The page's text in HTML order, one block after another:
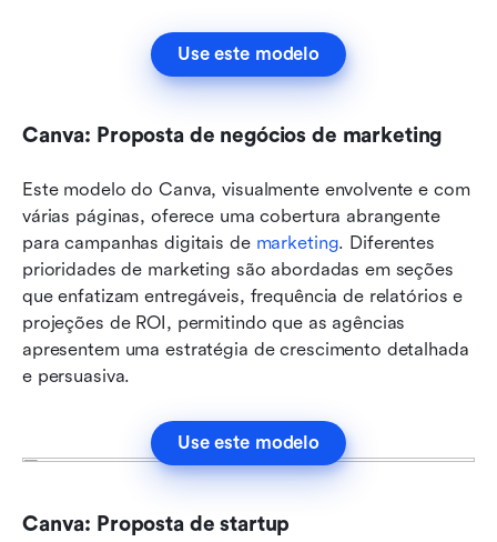
Use este modelo
Canva: Proposta de negócios de marketing
Este modelo do Canva, visualmente envolvente e com
várias páginas, oferece uma cobertura abrangente
para campanhas digitais de marketing. Diferentes
prioridades de marketing são abordadas em seções
que enfatizam entregáveis, frequência de relatórios e
projeções de ROI, permitindo que as agências
apresentem uma estratégia de crescimento detalhada
e persuasiva.
Use este modelo
Canva: Proposta de startup